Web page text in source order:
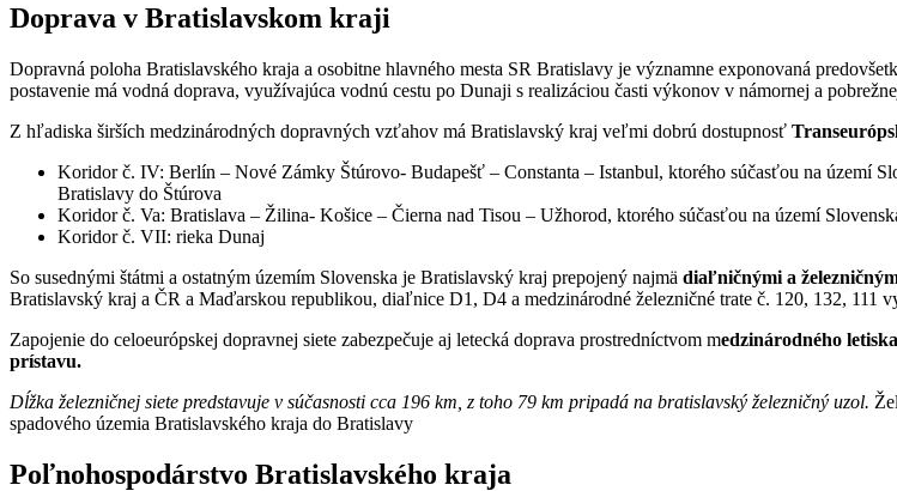
Doprava v Bratislavskom kraji
Dopravná poloha Bratislavského kraja a osobitne hlavného mesta SR Bratislavy je významne exponovaná
postavenie má vodná doprava, využívajúca vodnú cestu po Dunaji s realizáciou časti výkonov v námornej a
Z hľadiska širších medzinárodných dopravných vzťahov má Bratislavský kraj veľmi dobrú dostupnosť
Koridor č. IV: Berlín – Nové Zámky Štúrovo- Budapešť – Constanta – Istanbul, ktorého súčasťou na území
Bratislavy do Štúrova
Koridor č. Va: Bratislava – Žilina- Košice – Čierna nad Tisou – Užhorod, ktorého súčasťou na území
Koridor č. VII: rieka Dunaj
So susednými štátmi a ostatným územím Slovenska je Bratislavský kraj prepojený najmä diaľničnými a
Bratislavský kraj a ČR a Maďarskou republikou, diaľnice D1, D4 a medzinárodné železničné trate č. 120, 132, 111
Zapojenie do celoeurópskej dopravnej siete zabezpečuje aj letecká doprava prostredníctvom medzinárodného
prístavu.
Dĺžka železničnej siete predstavuje v súčasnosti cca 196 km, z toho 79 km pripadá na bratislavský železničný uzol.
spadového územia Bratislavského kraja do Bratislavy
Poľnohospodárstvo Bratislavského kraja